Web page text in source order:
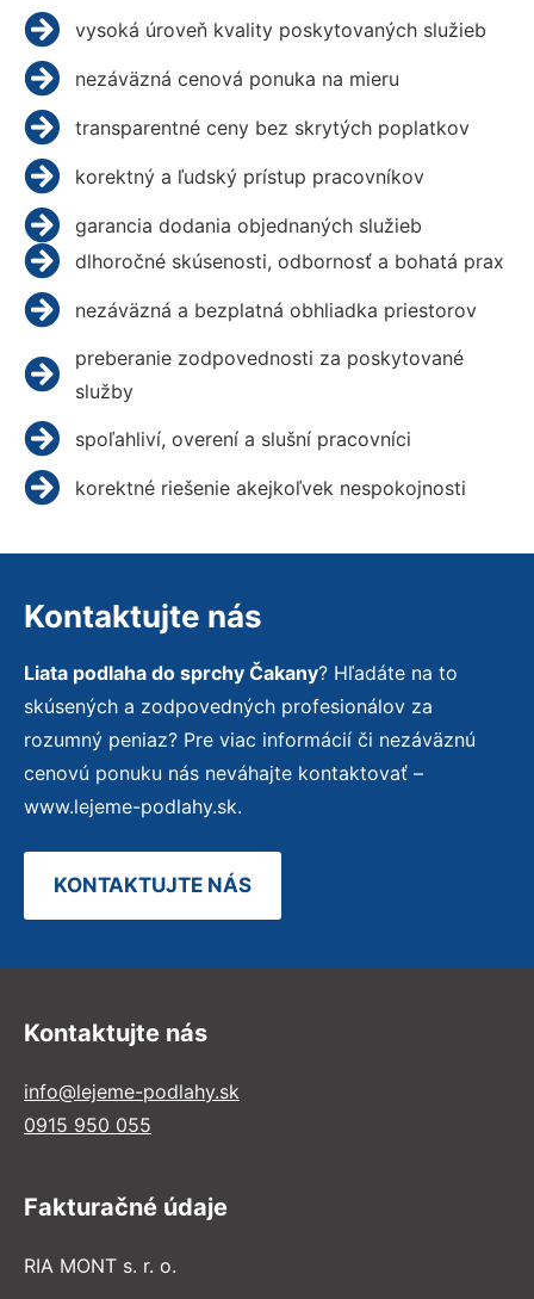
vysoká úroveň kvality poskytovaných služieb
nezáväzná cenová ponuka na mieru
transparentné ceny bez skrytých poplatkov
korektný a ľudský prístup pracovníkov
garancia dodania objednaných služieb
dlhoročné skúsenosti, odbornosť a bohatá prax
nezáväzná a bezplatná obhliadka priestorov
preberanie zodpovednosti za poskytované
služby
spoľahliví, overení a slušní pracovníci
korektné riešenie akejkoľvek nespokojnosti
Kontaktujte nás
Liata podlaha do sprchy Čakany? Hľadáte na to
skúsených a zodpovedných profesionálov za
rozumný peniaz? Pre viac informácií či nezáväznú
cenovú ponuku nás neváhajte kontaktovať –
www.lejeme-podlahy.sk.
KONTAKTUJTE NÁS
Kontaktujte nás
info@lejeme-podlahy.sk
0915 950 055
Fakturačné údaje
RIA MONT s. r. o.